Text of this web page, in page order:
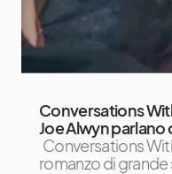
Conversations
Joe Alwyn parlano
Conversations
romanzo di